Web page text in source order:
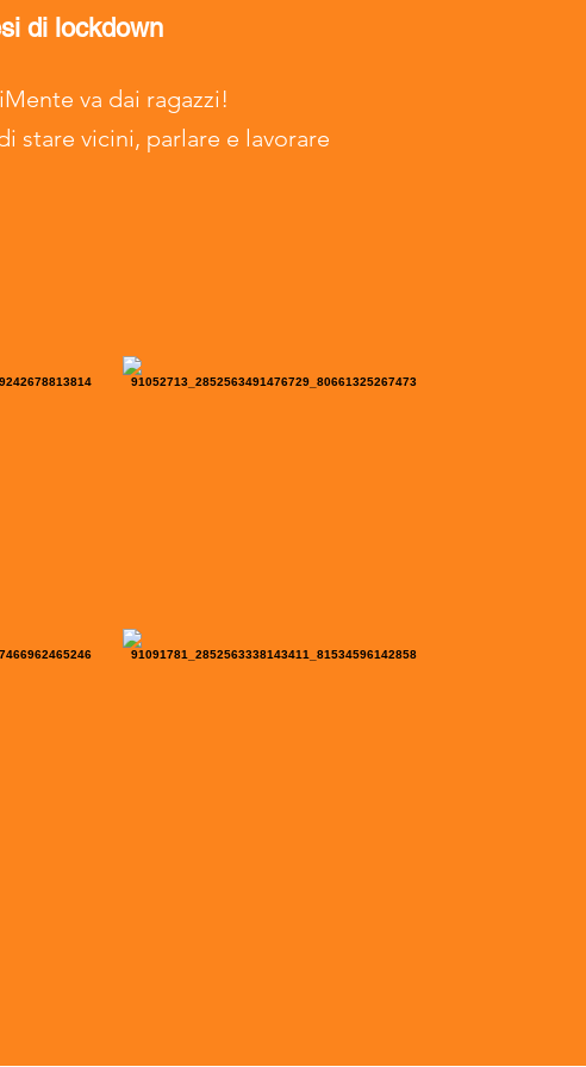
di lockdown
va dai ragazzi!
stare vicini, parlare e lavorare